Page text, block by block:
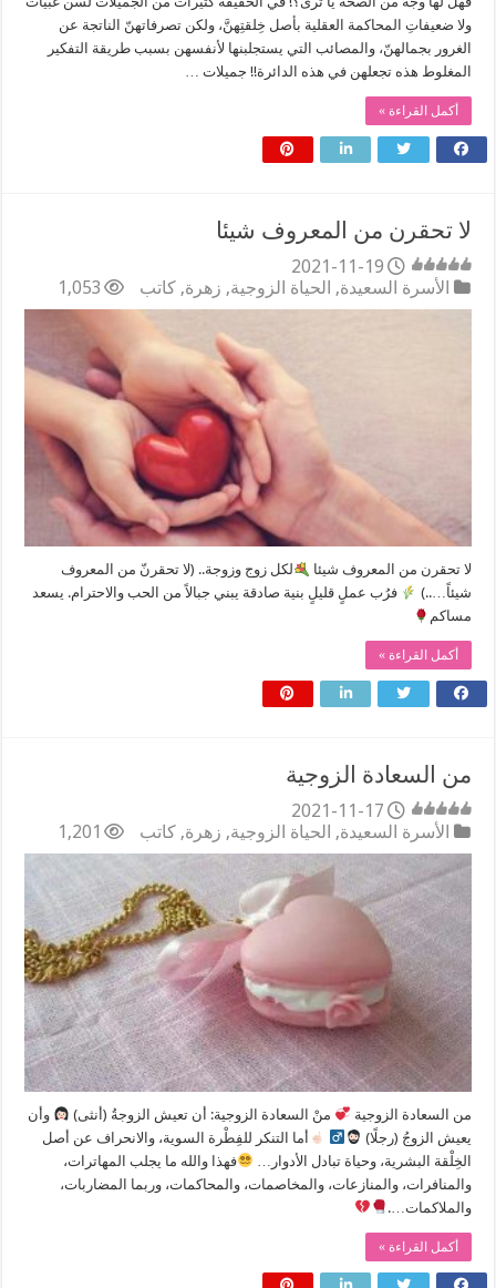
ولا ضعيفاتِ المحاكمة العقلية بأصل خِلقتِهنَّ، ولكن تصرفاتهنّ الناتجة عن
الغرور بجمالهنّ، والمصائب التي يستجلبنها لأنفسهن بسبب طريقة التفكير
المغلوط هذه تجعلهن في هذه الدائرة!! جميلات …
أكمل القراءة »
لا تحقرن من المعروف شيئا
2021-11-19
الأسرة السعيدة, الحياة الزوجية, زهرة, كاتب 1,053
لا تحقرن من المعروف شيئا
‏لكل زوج وزوجة.. (لا تحقرنّ من المعروف
شيئاً…..)
فرُب عملٍ قليلٍ بنية صادقة يبني جبالاً من الحب والاحترام. يسعد
مساكم
أكمل القراءة »
من السعادة الزوجية
2021-11-17
الأسرة السعيدة, الحياة الزوجية, زهرة, كاتب 1,201
من السعادة الزوجية ‏ منْ السعادة الزوجية: ‏أن تعيش الزوجةُ (أنثى)
‏وأن
يعيش الزوجُ (رجلًا)
‏أما التنكر للفِطْرة السوية، والانحراف عن أصل
الخِلْقة البشرية، وحياة تبادل الأدوار…
‏فهذا والله ما يجلب المهاترات،
والمنافرات، والمنازعات، والمخاصمات، والمحاكمات، وربما المضاربات،
والملاكمات….
أكمل القراءة »